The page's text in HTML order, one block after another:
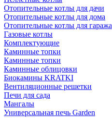
Отопительные котлы для дачи
Отопительные котлы для дома
Отопительные котлы для гаража
Газовые котлы
Комплектующие
Каминные топки
Каминные топки
Каминные облицовки
Биокамины KRATKI
Вентиляционные решетки
Печи для сада
Мангалы
Универсальная печь Garden